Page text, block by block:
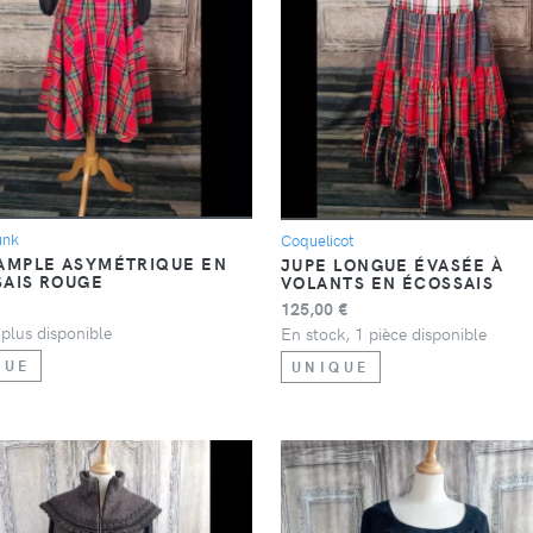
DÉTAIL
ASYMÉTRIQUE EN
ROUGE
disponible
DÉTAIL
Coquelicot
JUPE LONGUE ÉVASÉE À
VOLANTS EN ÉCOSSAIS
125,00 €
En stock, 1 pièce disponible
UNIQUE